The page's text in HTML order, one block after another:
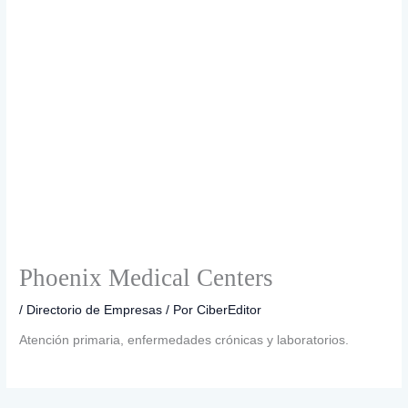
Phoenix Medical Centers
/ Directorio de Empresas / PorCiberEditor
Atención primaria, enfermedades crónicas y laboratorios.